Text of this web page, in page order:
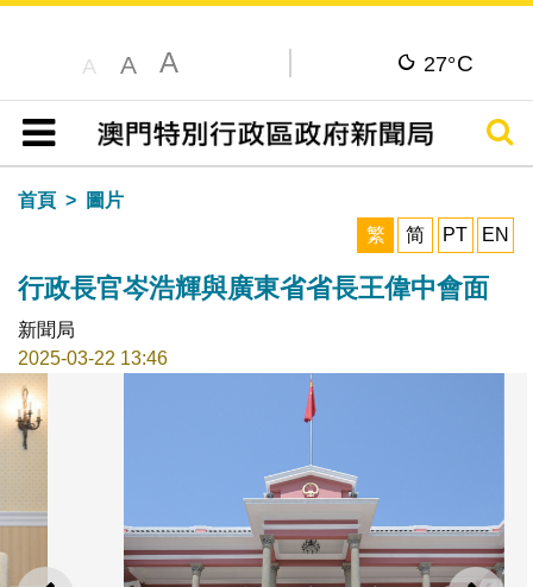
A A A 27°C
目錄
搜尋
首頁
圖片
繁
简 PT EN
行政長官岑浩輝與廣東省省長王偉中會面
新聞局
2025-03-22 13:46